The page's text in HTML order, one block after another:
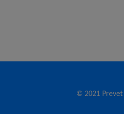
© 2021 Prevet